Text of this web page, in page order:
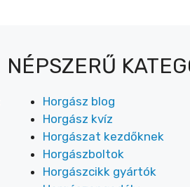
NÉPSZERŰ
Horgász blog
Horgász kvíz
Horgászat kezdőknek
Horgászboltok
Horgászcikk gyártók